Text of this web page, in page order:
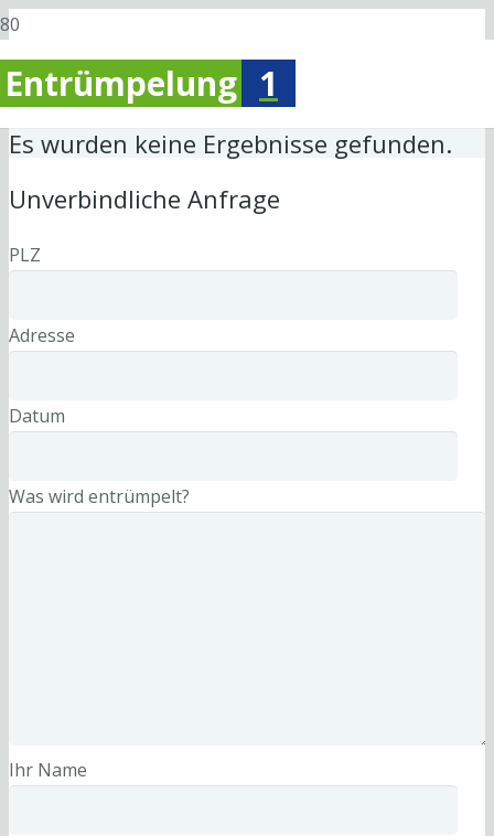
Entrümpelung 1
Es wurden keine Ergebnisse gefunden.
Unverbindliche Anfrage
PLZ
Adresse
Datum
Was wird entrümpelt?
Ihr Name